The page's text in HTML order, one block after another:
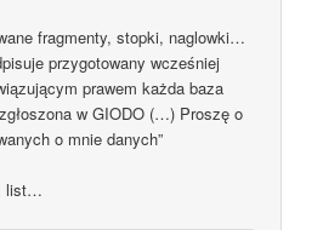
fragmenty, stopki, naglowki…
przygotowany wcześniej
prawem każda baza
w GIODO (…) Proszę o
o mnie danych”
list…